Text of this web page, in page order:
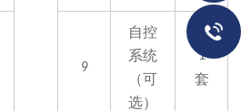
9
自控
系统
（可
选）
1
套